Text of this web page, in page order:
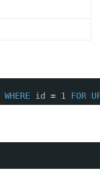
WHERE id = 1 FOR